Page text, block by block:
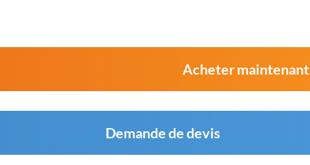
Acheter maintenant
Demande de devis